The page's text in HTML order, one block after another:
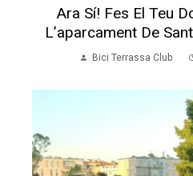
Ara Sí! Fes El Teu
L’aparcament De
Bici Terrassa Club